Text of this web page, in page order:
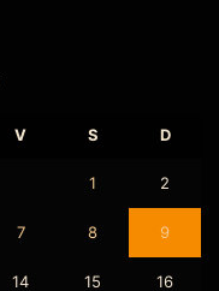
V S D
1 2
7 8 9
14 15 16